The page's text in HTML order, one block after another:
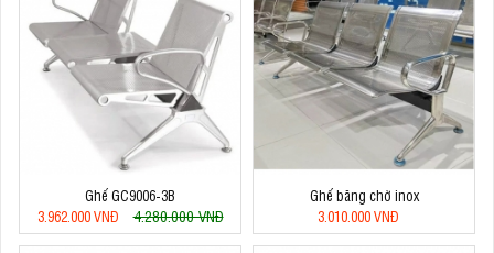
Ghế GC9006-3B
3.962.000 VNĐ
4.280.000 VNĐ
Ghế băng chờ inox
3.010.000 VNĐ